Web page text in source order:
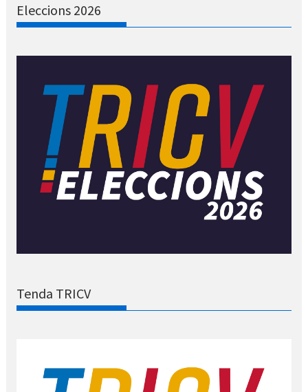
Eleccions 2026
Tenda TRICV